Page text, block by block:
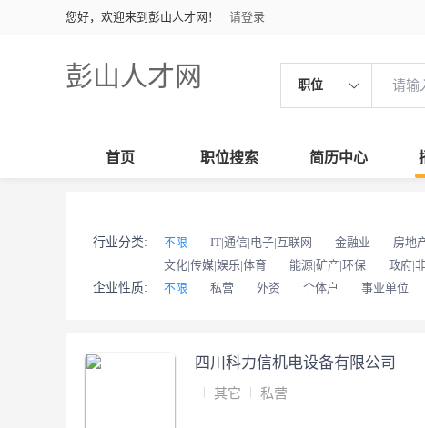
您好，欢迎来到彭山人才网！ 请登录
彭山人才网 职位
首页 职位搜索 简历中心
行业分类: 不限 IT|通信|电子|互联网 金融业 房地
文化|传媒|娱乐|体育
能源|矿产|环保 政府|
企业性质:
不限 私营 外资 个体户 事业单位
四川科力信机电设备有限公司
其它 私营